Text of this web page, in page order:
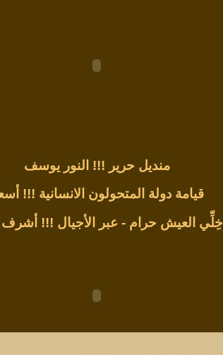
منديل حرير !!! النور يوسف
قيامة دولة المتحولون الانسانية !!!
خِلِّي العيش حرام - عبر الأجيال !!! أشرف